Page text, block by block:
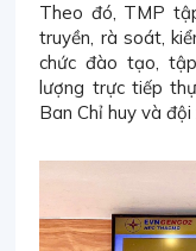
Theo đó, TMP
truyền, rà soát,
chức đào tạo,
lượng trực tiếp
Ban Chỉ huy và đội